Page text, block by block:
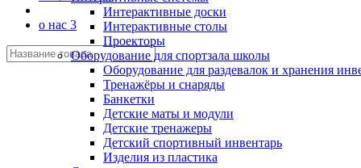
о нас 3
Интерактивные доски
Интерактивные столы
Проекторы
Оборудование для спортзала школы
Оборудование для раздевалок и хранения
Тренажёры и снаряды
Банкетки
Детские маты и модули
Детские тренажеры
Детский спортивный инвентарь
Изделия из пластика